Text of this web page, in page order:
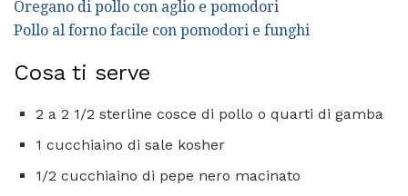
Oregano di pollo con aglio e pomodori
Pollo al forno facile con pomodori e funghi
Cosa ti serve
2 a 2 1/2 sterline cosce di pollo o quarti di gamba
1 cucchiaino di sale kosher
1/2 cucchiaino di pepe nero macinato